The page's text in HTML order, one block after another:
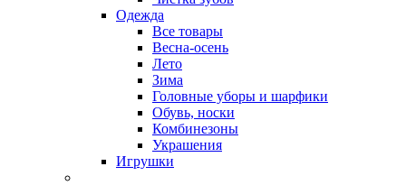
Одежда
Все товары
Весна-осень
Лето
Зима
Головные уборы и шарфики
Обувь, носки
Комбинезоны
Украшения
Игрушки